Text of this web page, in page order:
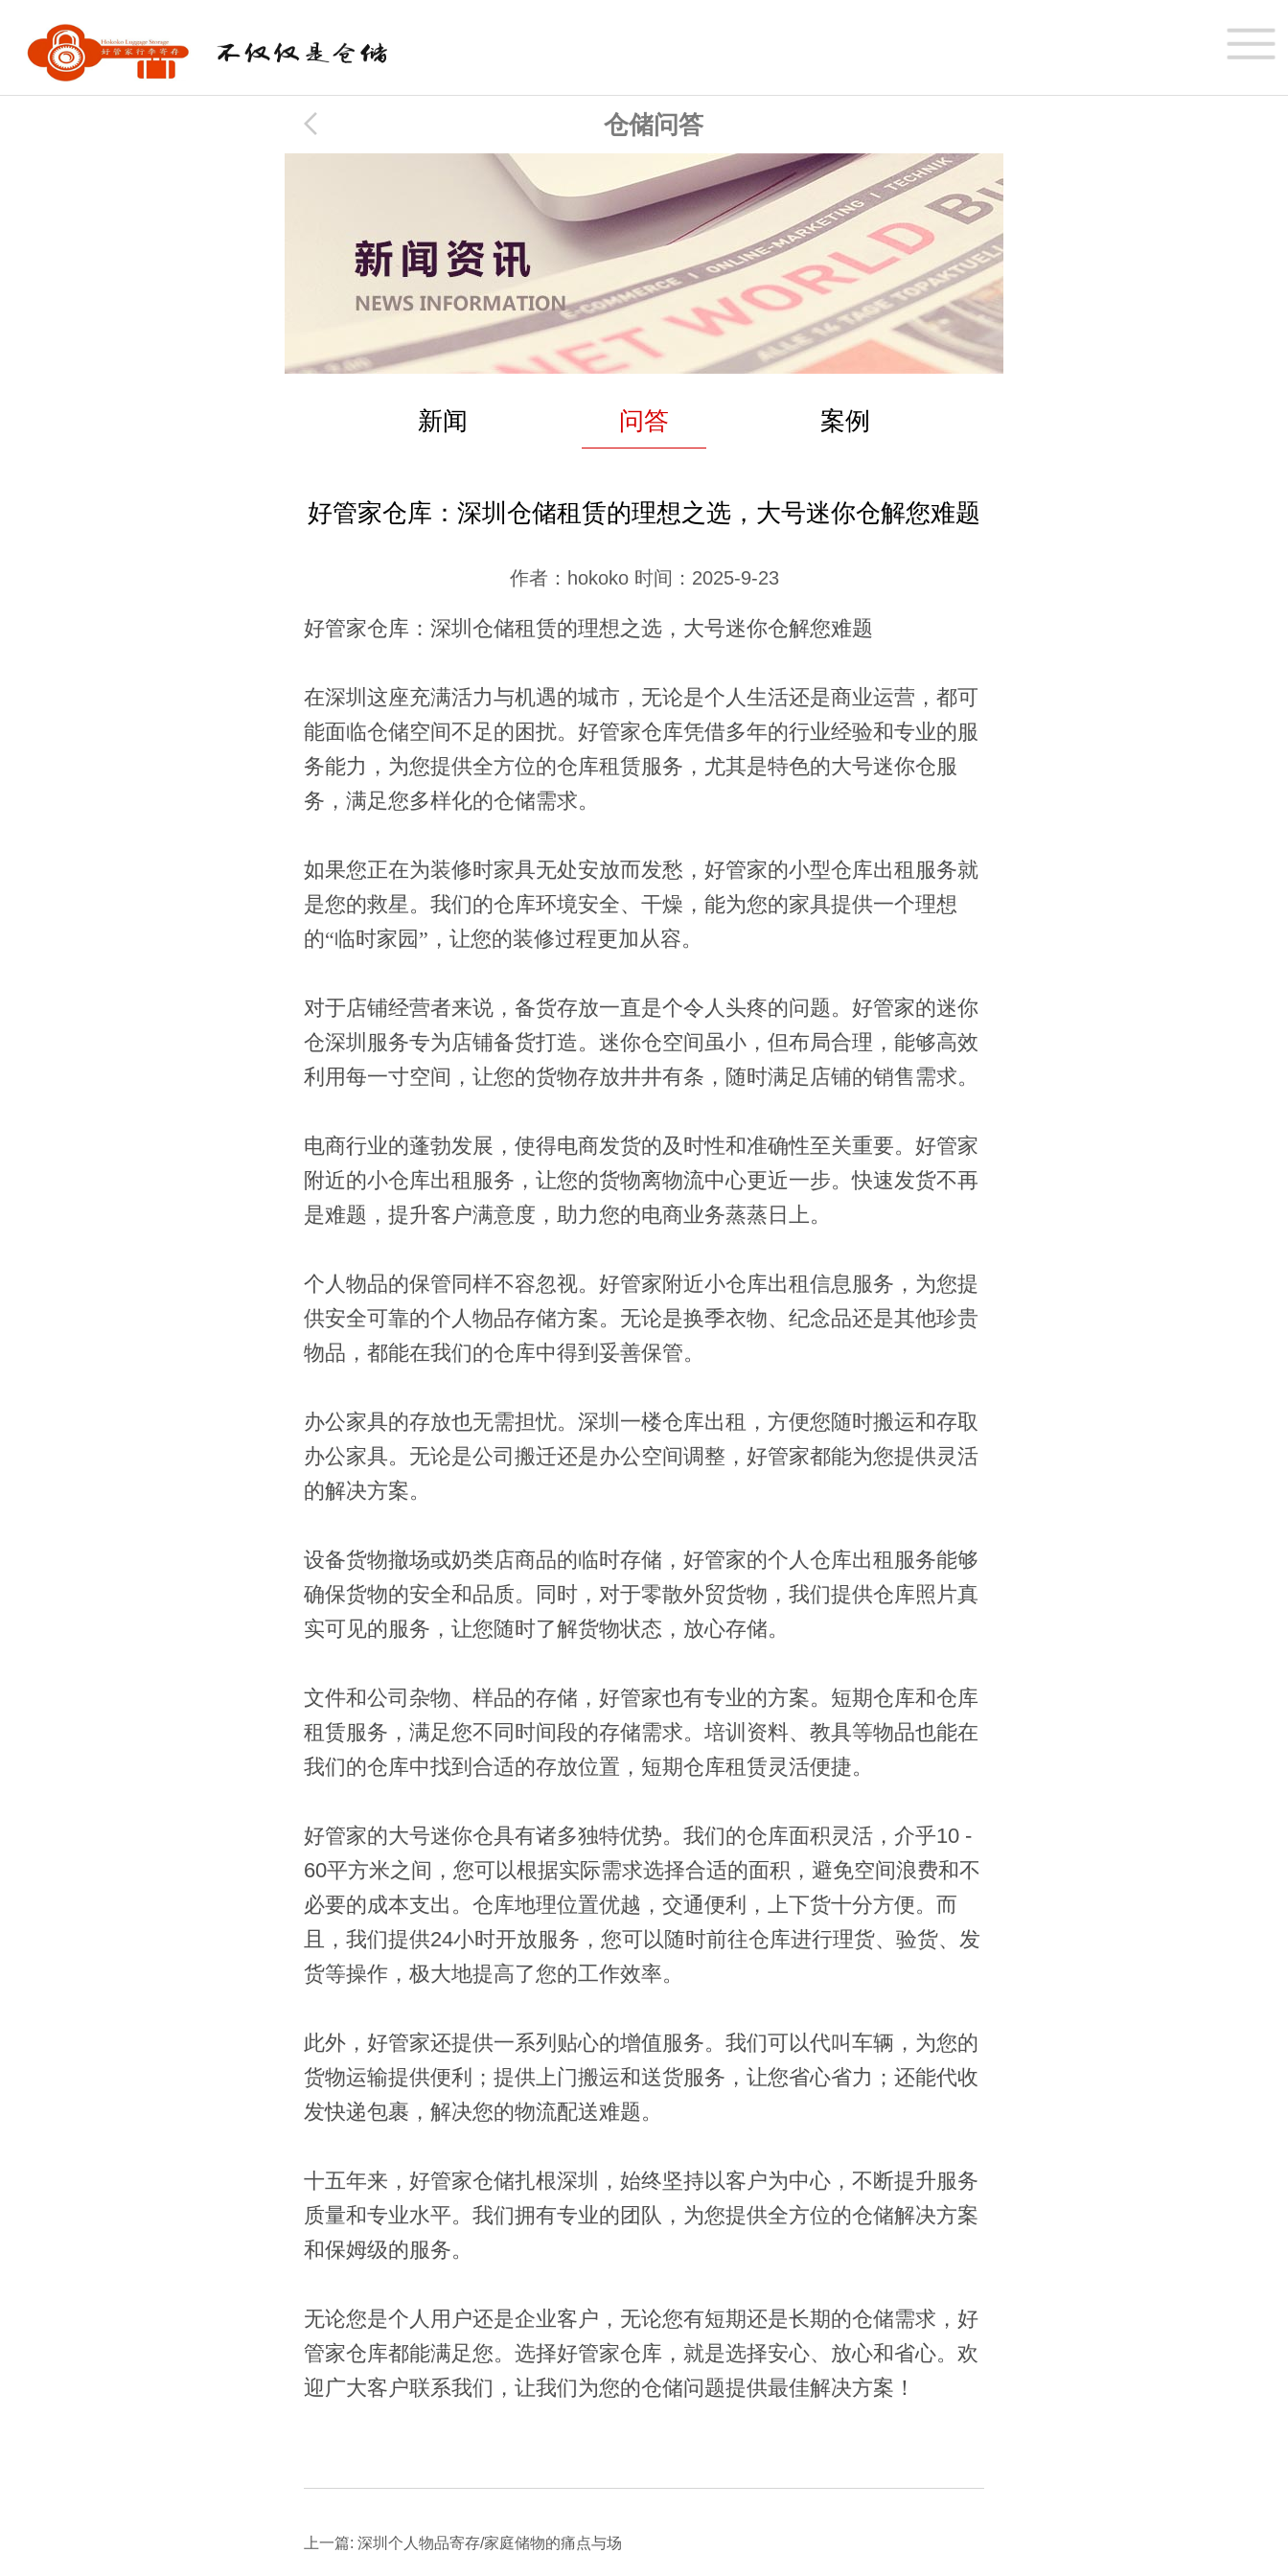
仓储问答
新闻 问答 案例
好管家仓库：深圳仓储租赁的理想之选，大号迷你仓解您难题
作者：hokoko 时间：2025-9-23
好管家仓库：深圳仓储租赁的理想之选，大号迷你仓解您难题
在深圳这座充满活力与机遇的城市，无论是个人生活还是商业运营，都可
能面临仓储空间不足的困扰。好管家仓库凭借多年的行业经验和专业的服
务能力，为您提供全方位的仓库租赁服务，尤其是特色的大号迷你仓服
务，满足您多样化的仓储需求。
如果您正在为装修时家具无处安放而发愁，好管家的小型仓库出租服务就
是您的救星。我们的仓库环境安全、干燥，能为您的家具提供一个理想
的“临时家园”，让您的装修过程更加从容。
对于店铺经营者来说，备货存放一直是个令人头疼的问题。好管家的迷你
仓深圳服务专为店铺备货打造。迷你仓空间虽小，但布局合理，能够高效
利用每一寸空间，让您的货物存放井井有条，随时满足店铺的销售需求。
电商行业的蓬勃发展，使得电商发货的及时性和准确性至关重要。好管家
附近的小仓库出租服务，让您的货物离物流中心更近一步。快速发货不再
是难题，提升客户满意度，助力您的电商业务蒸蒸日上。
个人物品的保管同样不容忽视。好管家附近小仓库出租信息服务，为您提
供安全可靠的个人物品存储方案。无论是换季衣物、纪念品还是其他珍贵
物品，都能在我们的仓库中得到妥善保管。
办公家具的存放也无需担忧。深圳一楼仓库出租，方便您随时搬运和存取
办公家具。无论是公司搬迁还是办公空间调整，好管家都能为您提供灵活
的解决方案。
设备货物撤场或奶类店商品的临时存储，好管家的个人仓库出租服务能够
确保货物的安全和品质。同时，对于零散外贸货物，我们提供仓库照片真
实可见的服务，让您随时了解货物状态，放心存储。
文件和公司杂物、样品的存储，好管家也有专业的方案。短期仓库和仓库
租赁服务，满足您不同时间段的存储需求。培训资料、教具等物品也能在
我们的仓库中找到合适的存放位置，短期仓库租赁灵活便捷。
好管家的大号迷你仓具有诸多独特优势。我们的仓库面积灵活，介乎10 -
60平方米之间，您可以根据实际需求选择合适的面积，避免空间浪费和不
必要的成本支出。仓库地理位置优越，交通便利，上下货十分方便。而
且，我们提供24小时开放服务，您可以随时前往仓库进行理货、验货、发
货等操作，极大地提高了您的工作效率。
此外，好管家还提供一系列贴心的增值服务。我们可以代叫车辆，为您的
货物运输提供便利；提供上门搬运和送货服务，让您省心省力；还能代收
发快递包裹，解决您的物流配送难题。
十五年来，好管家仓储扎根深圳，始终坚持以客户为中心，不断提升服务
质量和专业水平。我们拥有专业的团队，为您提供全方位的仓储解决方案
和保姆级的服务。
无论您是个人用户还是企业客户，无论您有短期还是长期的仓储需求，好
管家仓库都能满足您。选择好管家仓库，就是选择安心、放心和省心。欢
迎广大客户联系我们，让我们为您的仓储问题提供最佳解决方案！
上一篇: 深圳个人物品寄存/家庭储物的痛点与场